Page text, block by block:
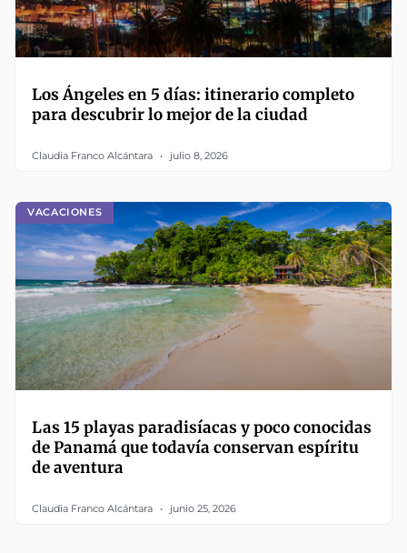
Los Ángeles en 5 días: itinerario completo
para descubrir lo mejor de la ciudad
Claudia Franco Alcántara julio 8, 2026
VACACIONES
Las 15 playas paradisíacas y poco conocidas
de Panamá que todavía conservan espíritu
de aventura
Claudia Franco Alcántara junio 25, 2026